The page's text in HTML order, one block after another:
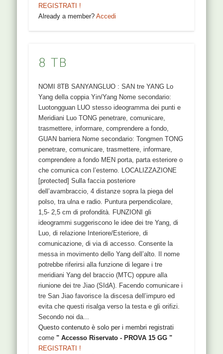
REGISTRATI !
Already a member?Accedi
8 TB
NOMI 8TB SANYANGLUO : SAN tre YANG Lo
Yang della coppia Yin/Yang Nome secondario:
Luotongguan LUO stesso ideogramma dei punti e
Meridiani Luo TONG penetrare, comunicare,
trasmettere, informare, comprendere a fondo,
GUAN barriera Nome secondario: Tongmen TONG
penetrare, comunicare, trasmettere, informare,
comprendere a fondo MEN porta, parta esteriore o
che comunica con l’esterno. LOCALIZZAZIONE
[protected] Sulla faccia posteriore
dell’avambraccio, 4 distanze sopra la piega del
polso, tra ulna e radio. Puntura perpendicolare,
1,5- 2,5 cm di profondità. FUNZIONI gli
ideogrammi suggeriscono le idee dei tre Yang, di
Luo, di relazione Interiore/Esteriore, di
comunicazione, di via di accesso. Consente la
messa in movimento dello Yang dell’alto. Il nome
potrebbe riferirsi alla funzione di legare i tre
meridiani Yang del braccio (MTC) oppure alla
riunione dei tre Jiao (SIdA). Facendo comunicare i
tre San Jiao favorisce la discesa dell’impuro ed
evita che questi risalga verso la testa e gli orifizi.
Secondo noi da...
Questo contenuto è solo per i membri registrati
come" Accesso Riservato - PROVA 15 GG "
REGISTRATI !